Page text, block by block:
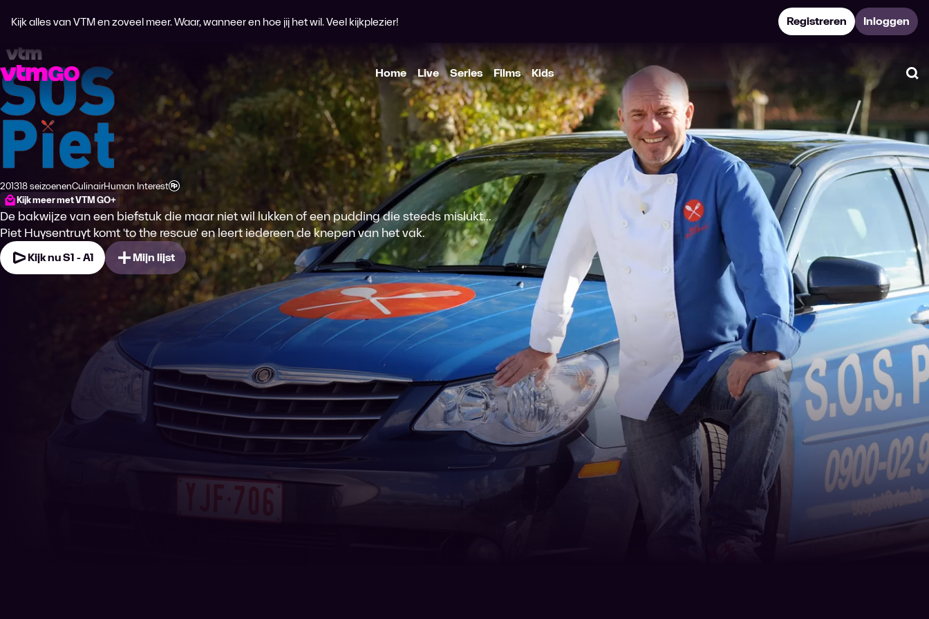
Kijk alles van VTM en zoveel meer. Waar, wanneer en hoe jij het wil. Veel kijkplezier!
Registreren Inloggen
Home Live Series Films Kids
SOS Piet
Productiejaar
201318 seizoenen
Genre
Culinair
Genre
Human Interest
Leeftijdsclassificatie
Kijk meer met VTM GO+
De bakwijze van een biefstuk die maar niet wil lukken of een pudding die steeds mislukt...
Piet Huysentruyt komt 'to the rescue' en leert iedereen de knepen van het vak.
Kijk nu S1 - A1 Mijn lijst